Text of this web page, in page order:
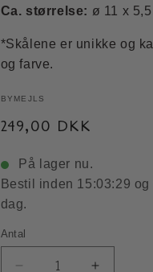
Ca. størrelse: ø 11 x
*Skålene er unikke og
og farve.
BYMEJLS
Normalpris
249,00 DKK
På lager nu.
Bestil inden 15:03:28 og
dag.
Antal
Antal